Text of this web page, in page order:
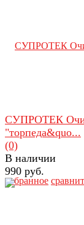
избранное
СУПРОТЕК
"торпеда&quo...
(0)
В наличии
990 руб.